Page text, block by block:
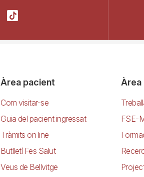
Àrea pacient
Com visitar-se
Guia del pacient ingressat
Tràmits on line
Butlletí Fes Salut
Veus de Bellvitge
Àrea
FSE-